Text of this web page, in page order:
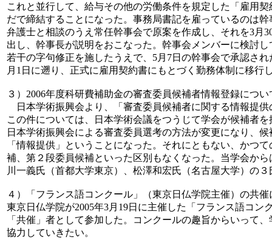
これと並行して、給与その他の労働条件を規定した「雇用
だで締結することになった。事務局書記を雇っているのは
弁護士と相談のうえ常任幹事会で原案を作成し、それを3月
出し、幹事長が説明をおこなった。幹事会メンバーに検討
若干の字句修正を施したうえで、5月7日の幹事会で承認され
月1日に遡り、正式に雇用契約書にもとづく勤務体制に移行
３）2006年度科研費補助金の審査委員候補者情報登録につい
日本学術振興会より、「審査委員候補者に関する情報提
この件については、日本学術会議をつうじて学会が候補者
日本学術振興会による審査委員選考の方法が変更になり、
「情報提供」ということになった。それにともない、かつ
補、第２段委員候補といった区別もなくなった。当学会か
川一義氏（首都大学東京）、松澤和宏氏（名古屋大学）の
４）「フランス語コンクール」（東京日仏学院主催）の共催
東京日仏学院が2005年3月19日に主催した「フランス語コン
「共催」者として参加した。コンクールの趣旨からいって
協力していきたい。